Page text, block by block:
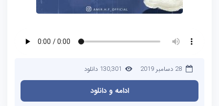
28 دسامبر 2019 130,301 دانلود
ادامه و دانلود